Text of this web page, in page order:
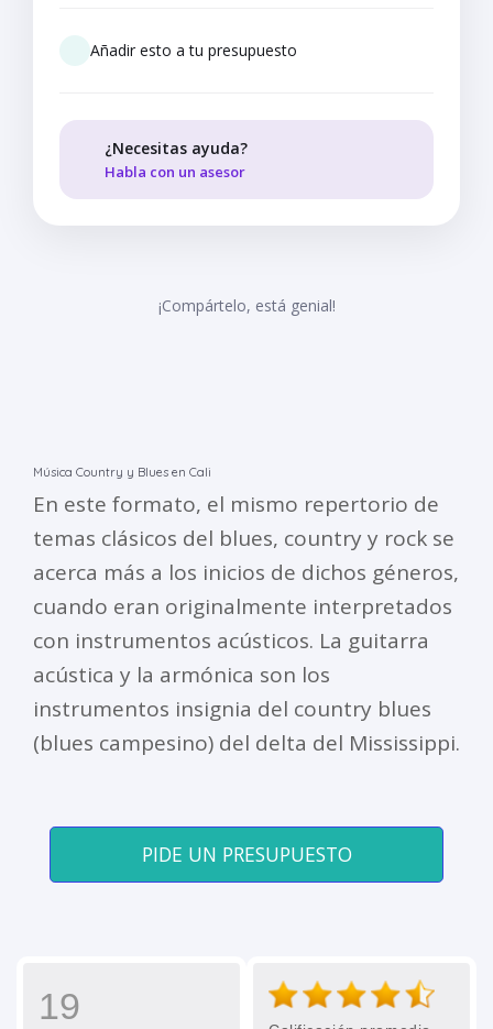
Añadir esto a tu presupuesto
¿Necesitas ayuda?
Habla con un asesor
¡Compártelo, está genial!
Música Country y Blues en Cali
En este formato, el mismo repertorio de
temas clásicos del blues, country y rock se
acerca más a los inicios de dichos géneros,
cuando eran originalmente interpretados
con instrumentos acústicos. La guitarra
acústica y la armónica son los
instrumentos insignia del country blues
(blues campesino) del delta del Mississippi.
PIDE UN PRESUPUESTO
19